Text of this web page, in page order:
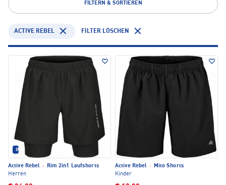
FILTERN & SORTIEREN
ACTIVE REBEL FILTER LÖSCHEN
IM SET ERHÄLTLICH
Active Rebel ·
Rim 2in1 Laufshorts
Herren
Active Rebel ·
Mito Shorts
Kinder